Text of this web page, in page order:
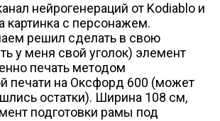
нейрогенераций от Kodiablo и
картинка с персонажем.
решил сделать в свою
у меня свой уголок) элемент
печать методом
печати на Оксфорд 600 (может
остатки). Ширина 108 см,
подготовки рамы под